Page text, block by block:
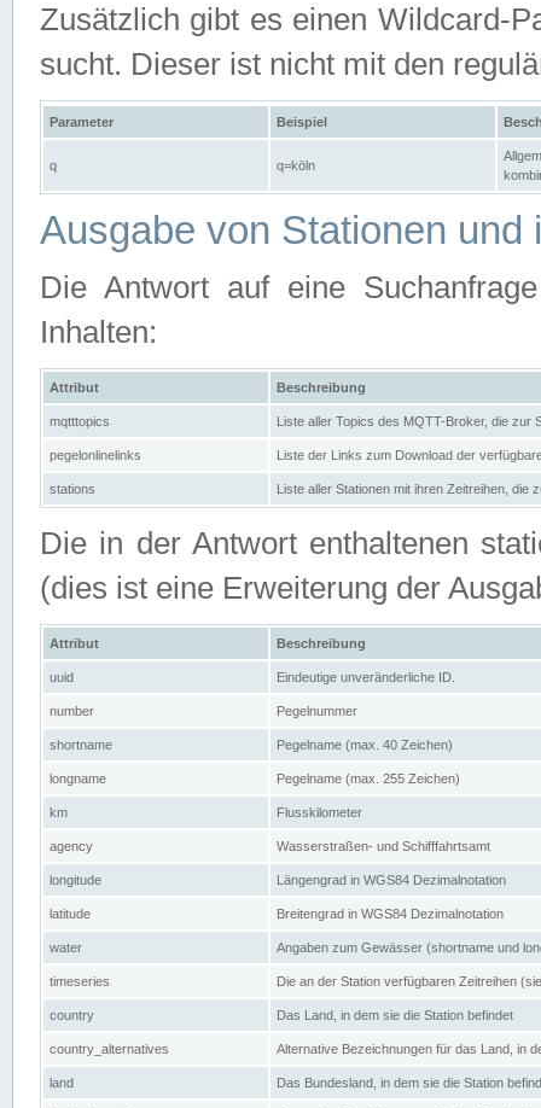
Zusätzlich gibt es einen Wildcard-
sucht. Dieser ist nicht mit den
Parameter Beispiel
q q=köln
Ausgabe von Stationen und
Die Antwort auf eine
Inhalten:
Attribut Beschreibung
mqtttopics Liste aller Topics des MQTT-Broker, die zur
pegelonlinelinks Liste der Links zum Download der
stations Liste aller Stationen mit ihren Zeitreihen, die
Die in der Antwort enthaltenen
(dies ist eine Erweiterung der
Attribut Beschreibung
uuid Eindeutige unveränderliche ID.
number Pegelnummer
shortname Pegelname (max. 40 Zeichen)
longname Pegelname (max. 255 Zeichen)
km Flusskilometer
agency Wasserstraßen- und Schifffahrtsamt
longitude Längengrad in WGS84 Dezimalnotation
latitude Breitengrad in WGS84 Dezimalnotation
water Angaben zum Gewässer (shortname und
timeseries Die an der Station verfügbaren Zeitreihen
country Das Land, in dem sie die Station befindet
country_alternatives Alternative Bezeichnungen für das Land, in
land Das Bundesland, in dem sie die Station